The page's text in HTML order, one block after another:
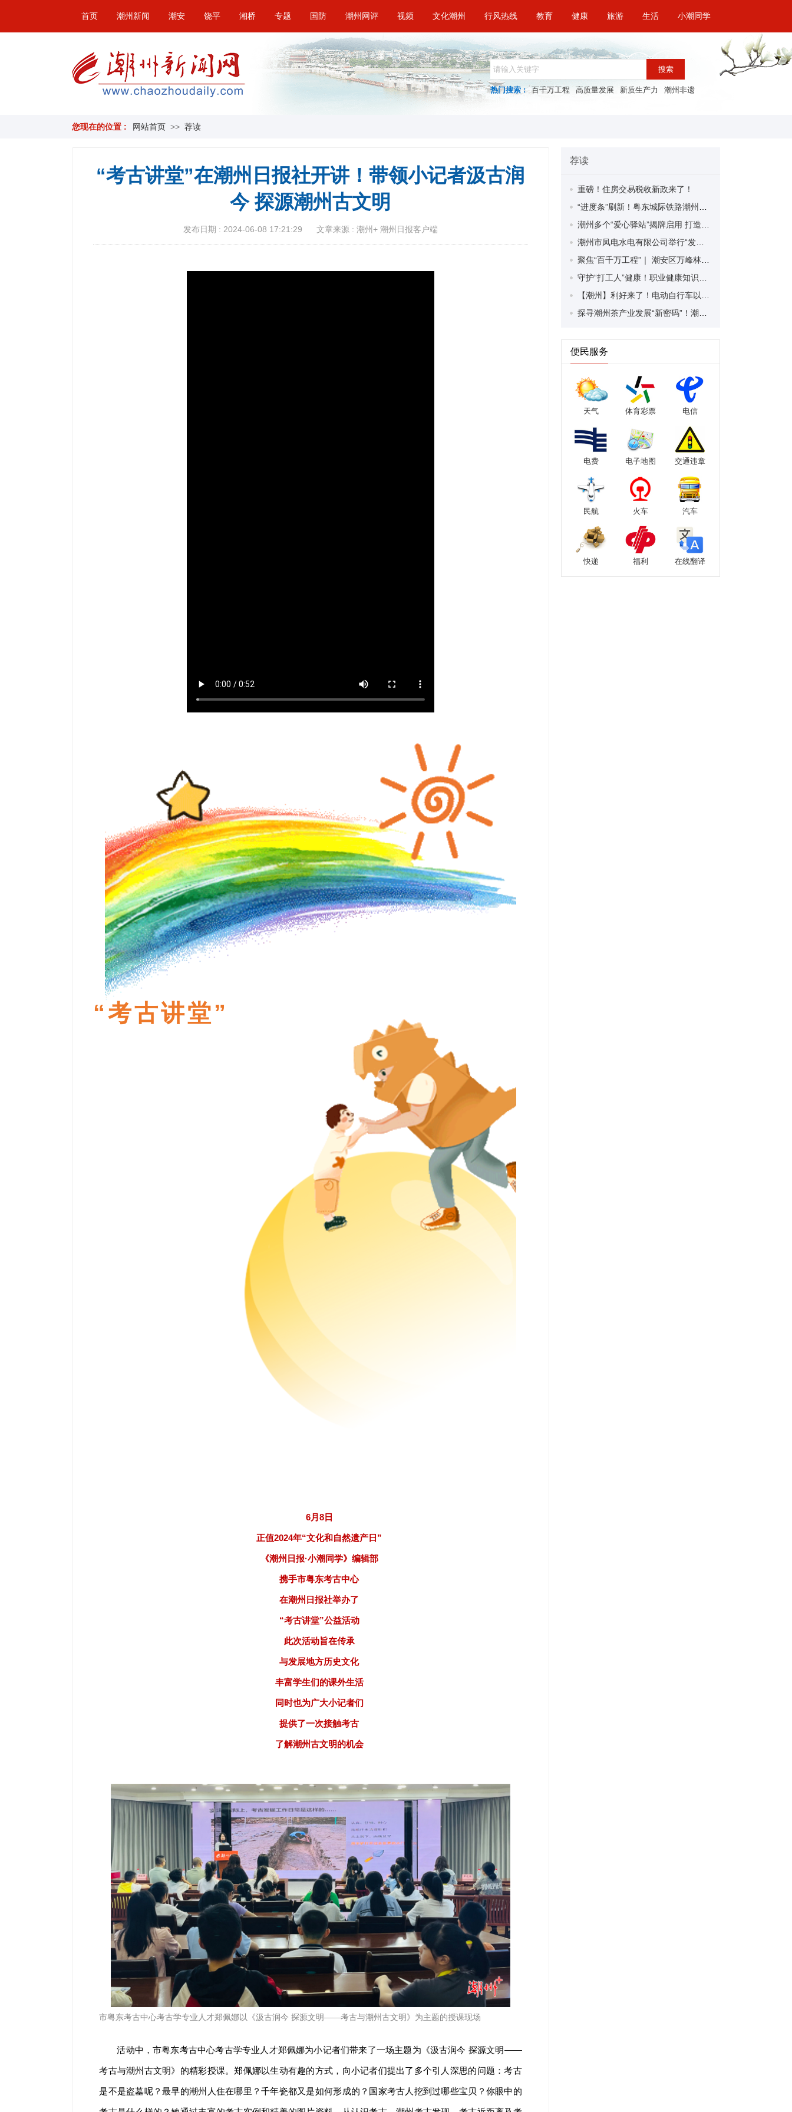
首页 潮州新闻 潮安 饶平 湘桥 专题 国防 潮州网评 视频 文化潮州 行风热线 教育 健康 旅游 生活 小潮同学
搜索
热门搜索 : 百千万工程 高质量发展 新质生产力 潮州非遗
您现在的位置 : 网站首页 >> 荐读
“考古讲堂”在潮州日报社开讲！带领小记者汲古润
今 探源潮州古文明
发布日期 : 2024-06-08 17:21:29 文章来源 : 潮州+ 潮州日报客户端
“考古讲堂”
6月8日
正值2024年“文化和自然遗产日”
《潮州日报·小潮同学》编辑部
携手市粤东考古中心
在潮州日报社举办了
“考古讲堂”公益活动
此次活动旨在传承
与发展地方历史文化
丰富学生们的课外生活
同时也为广大小记者们
提供了一次接触考古
了解潮州古文明的机会
市粤东考古中心考古学专业人才郑佩娜以《汲古润今 探源文明——考古与潮州古文明》为主题的授课现场
活动中，市粤东考古中心考古学专业人才郑佩娜为小记者们带来了一场主题为《汲古润今 探源文明——
考古与潮州古文明》的精彩授课。郑佩娜以生动有趣的方式，向小记者们提出了多个引人深思的问题：考古
是不是盗墓呢？最早的潮州人住在哪里？千年瓷都又是如何形成的？国家考古人挖到过哪些宝贝？你眼中的
荐读
重磅！住房交易税收新政来了！
便民服务
天气 体育彩票 电信
电费 电子地图 交通违章
民航 火车 汽车
快递 福利 在线翻译